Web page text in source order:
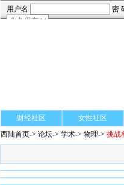
财经社区 女性社区
西陆首页-> 论坛-> 学术-> 物理-> 挑战